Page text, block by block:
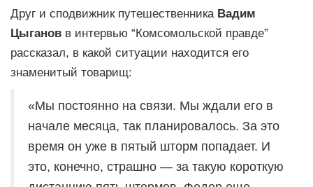
Друг и сподвижник путешественника Вадим
Цыганов в интервью “Комсомольской правде”
рассказал, в какой ситуации находится его
знаменитый товарищ:
«Мы постоянно на связи. Мы ждали его в
начале месяца, так планировалось. За это
время он уже в пятый шторм попадает. И
это, конечно, страшно — за такую короткую